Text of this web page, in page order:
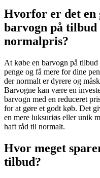
Hvorfor er det en
barvogn på
normalpris?
At købe en barvogn på
penge og få mere for dine
der normalt er dyrere og
Barvogne kan være en
barvogn med en reduceret
for at gøre et godt køb. Det
en mere luksuriøs eller unik
haft råd til normalt.
Hvor meget
tilbud?